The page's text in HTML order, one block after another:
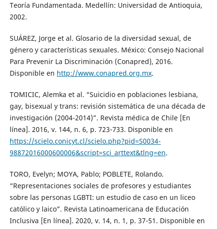
Teoría Fundamentada. Medellín: Universidad de Antioquia,
2002.
SUÁREZ, Jorge et al. Glosario de la diversidad sexual, de
género y características sexuales. México: Consejo Nacional
Para Prevenir La Discriminación (Conapred), 2016.
Disponible en http://www.conapred.org.mx.
TOMICIC, Alemka et al. “Suicidio en poblaciones lesbiana,
gay, bisexual y trans: revisión sistemática de una década de
investigación (2004-2014)”. Revista médica de Chile [En
línea]. 2016, v. 144, n. 6, p. 723-733. Disponible en
https://scielo.conicyt.cl/scielo.php?pid=S0034-
98872016000600006&script=sci_arttext&tlng=en.
TORO, Evelyn; MOYA, Pablo; POBLETE, Rolando.
“Representaciones sociales de profesores y estudiantes
sobre las personas LGBTI: un estudio de caso en un liceo
católico y laico”. Revista Latinoamericana de Educación
Inclusiva [En línea]. 2020, v. 14, n. 1, p. 37-51. Disponible en